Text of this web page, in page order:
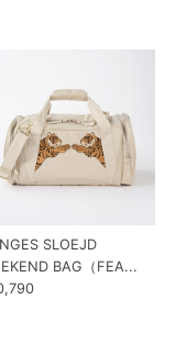
SLOEJD
BAG（FEA...